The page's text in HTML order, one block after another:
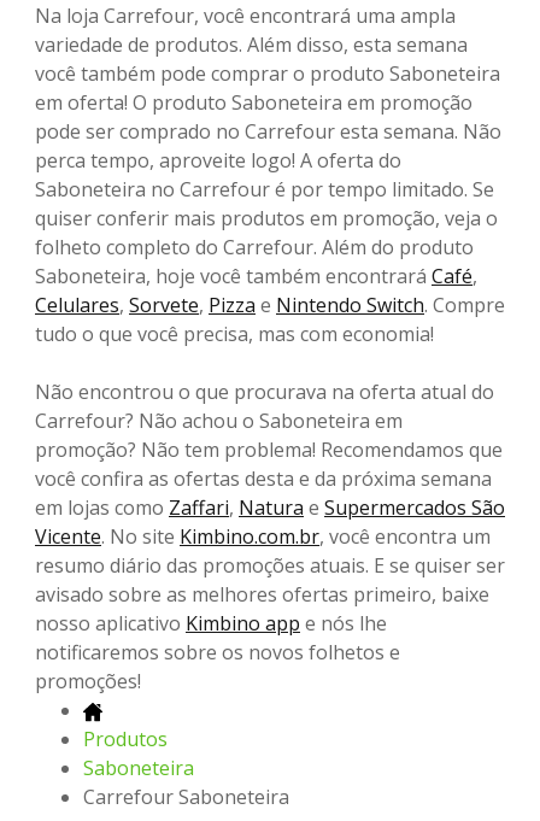
Na loja Carrefour, você encontrará uma ampla
variedade de produtos. Além disso, esta semana
você também pode comprar o produto Saboneteira
em oferta! O produto Saboneteira em promoção
pode ser comprado no Carrefour esta semana. Não
perca tempo, aproveite logo! A oferta do
Saboneteira no Carrefour é por tempo limitado. Se
quiser conferir mais produtos em promoção, veja o
folheto completo do Carrefour. Além do produto
Saboneteira, hoje você também encontrará Café,
Celulares, Sorvete, Pizza e Nintendo Switch. Compre
tudo o que você precisa, mas com economia!
Não encontrou o que procurava na oferta atual do
Carrefour? Não achou o Saboneteira em
promoção? Não tem problema! Recomendamos que
você confira as ofertas desta e da próxima semana
em lojas como Zaffari, Natura e Supermercados São
Vicente. No site Kimbino.com.br, você encontra um
resumo diário das promoções atuais. E se quiser ser
avisado sobre as melhores ofertas primeiro, baixe
nosso aplicativo Kimbino app e nós lhe
notificaremos sobre os novos folhetos e
promoções!
Produtos
Saboneteira
Carrefour Saboneteira